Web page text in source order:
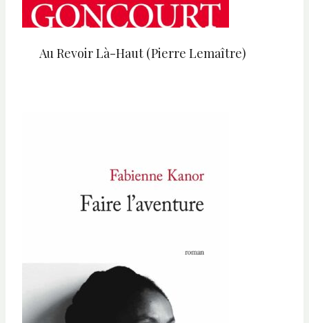
Au Revoir Là-Haut (Pierre Lemaître)